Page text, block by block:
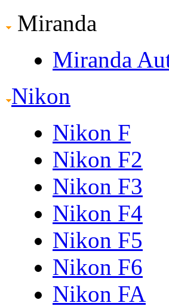
Miranda
Miranda
Nikon
Nikon F
Nikon F2
Nikon F3
Nikon F4
Nikon F5
Nikon F6
Nikon FA